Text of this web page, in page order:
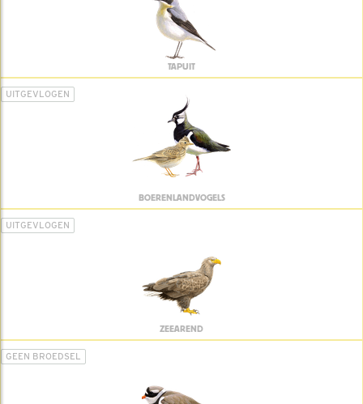
TAPUIT
UITGEVLOGEN
BOERENLANDVOGELS
UITGEVLOGEN
ZEEAREND
GEEN BROEDSEL